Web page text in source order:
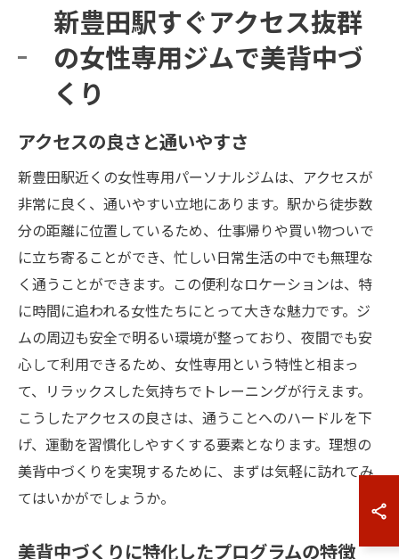
新豊田駅すぐアクセス抜群
の女性専用ジムで美背中づ
くり
アクセスの良さと通いやすさ
新豊田駅近くの女性専用パーソナルジムは、アクセスが
非常に良く、通いやすい立地にあります。駅から徒歩数
分の距離に位置しているため、仕事帰りや買い物ついで
に立ち寄ることができ、忙しい日常生活の中でも無理な
く通うことができます。この便利なロケーションは、特
に時間に追われる女性たちにとって大きな魅力です。ジ
ムの周辺も安全で明るい環境が整っており、夜間でも安
心して利用できるため、女性専用という特性と相まっ
て、リラックスした気持ちでトレーニングが行えます。
こうしたアクセスの良さは、通うことへのハードルを下
げ、運動を習慣化しやすくする要素となります。理想の
美背中づくりを実現するために、まずは気軽に訪れてみ
てはいかがでしょうか。
美背中づくりに特化したプログラムの特徴